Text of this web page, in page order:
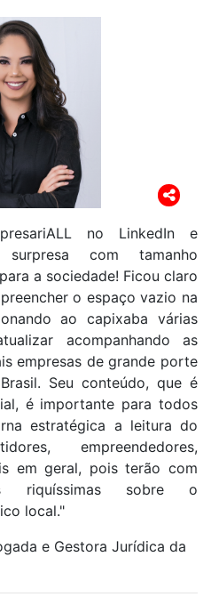
no LinkedIn e
com tamanho
a sociedade! Ficou claro
o espaço vazio na
ao capixaba várias
acompanhando as
empresas de grande porte
Seu conteúdo, que é
é importante para todos
estratégica a leitura do
empreendedores,
em geral, pois terão com
riquíssimas sobre o
local."
e Gestora Jurídica da